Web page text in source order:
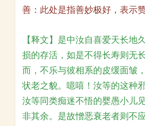
善：此处是指善妙极好，表示
【释文】是中汝自喜爱天长地
损的存活，如是不得长寿则无
而，不乐与彼相系的皮缓面皱
状老之貌。噫嘻！汝等的这种
汝等同类痴迷不悟的婴愚小儿
非其余。是故憎恶衰老者则不